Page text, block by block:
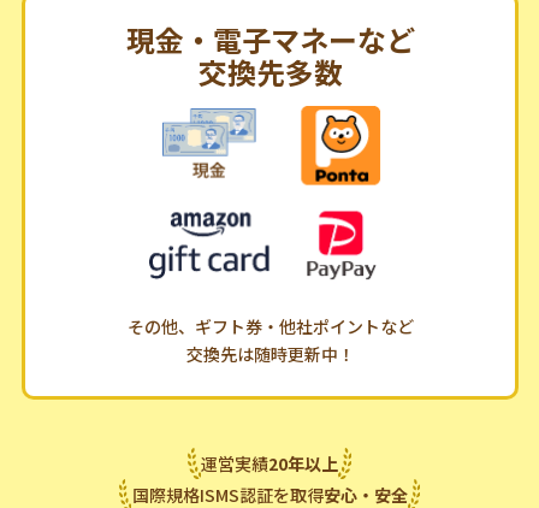
現金・電子マネーなど
交換先多数
その他、ギフト券・他社ポイントなど
交換先は随時更新中！
運営実績20年以上
国際規格ISMS認証を取得安心・安全